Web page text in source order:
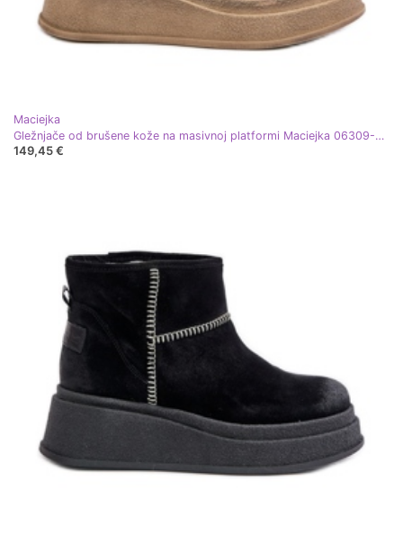
Maciejka
Gležnjače od brušene kože na masivnoj platformi Maciejka 06309-29 Smeđe smeđa
149,45 €